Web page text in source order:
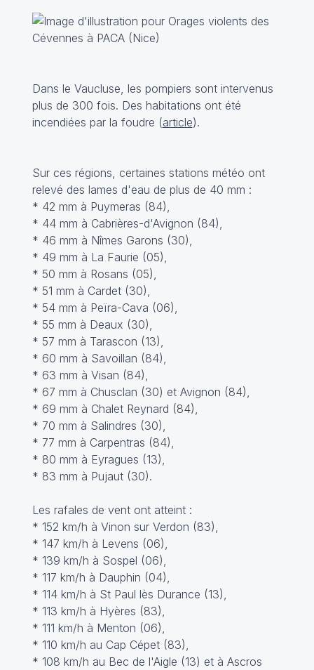
Dans le Vaucluse, les pompiers sont intervenus
plus de 300 fois. Des habitations ont été
incendiées par la foudre (article).
Sur ces régions, certaines stations météo ont
relevé des lames d'eau de plus de 40 mm :
* 42 mm à Puymeras (84),
* 44 mm à Cabrières-d'Avignon (84),
* 46 mm à Nîmes Garons (30),
* 49 mm à La Faurie (05),
* 50 mm à Rosans (05),
* 51 mm à Cardet (30),
* 54 mm à Peïra-Cava (06),
* 55 mm à Deaux (30),
* 57 mm à Tarascon (13),
* 60 mm à Savoillan (84),
* 63 mm à Visan (84),
* 67 mm à Chusclan (30) et Avignon (84),
* 69 mm à Chalet Reynard (84),
* 70 mm à Salindres (30),
* 77 mm à Carpentras (84),
* 80 mm à Eyragues (13),
* 83 mm à Pujaut (30).
Les rafales de vent ont atteint :
* 152 km/h à Vinon sur Verdon (83),
* 147 km/h à Levens (06),
* 139 km/h à Sospel (06),
* 117 km/h à Dauphin (04),
* 114 km/h à St Paul lès Durance (13),
* 113 km/h à Hyères (83),
* 111 km/h à Menton (06),
* 110 km/h au Cap Cépet (83),
* 108 km/h au Bec de l'Aigle (13) et à Ascros